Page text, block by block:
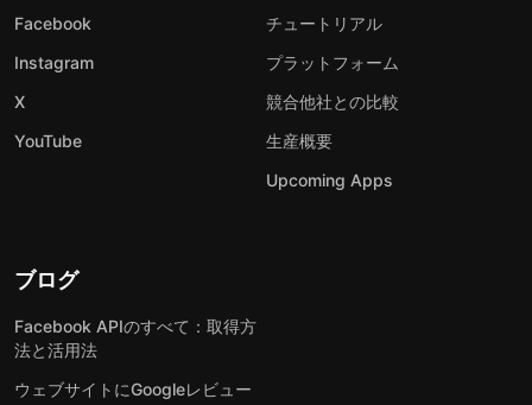
Facebook
Instagram
X
YouTube
チュートリアル
プラットフォーム
競合他社との比較
生産概要
Upcoming Apps
ブログ
Facebook APIのすべて：取得方
法と活用法
ウェブサイトにGoogleレビュー